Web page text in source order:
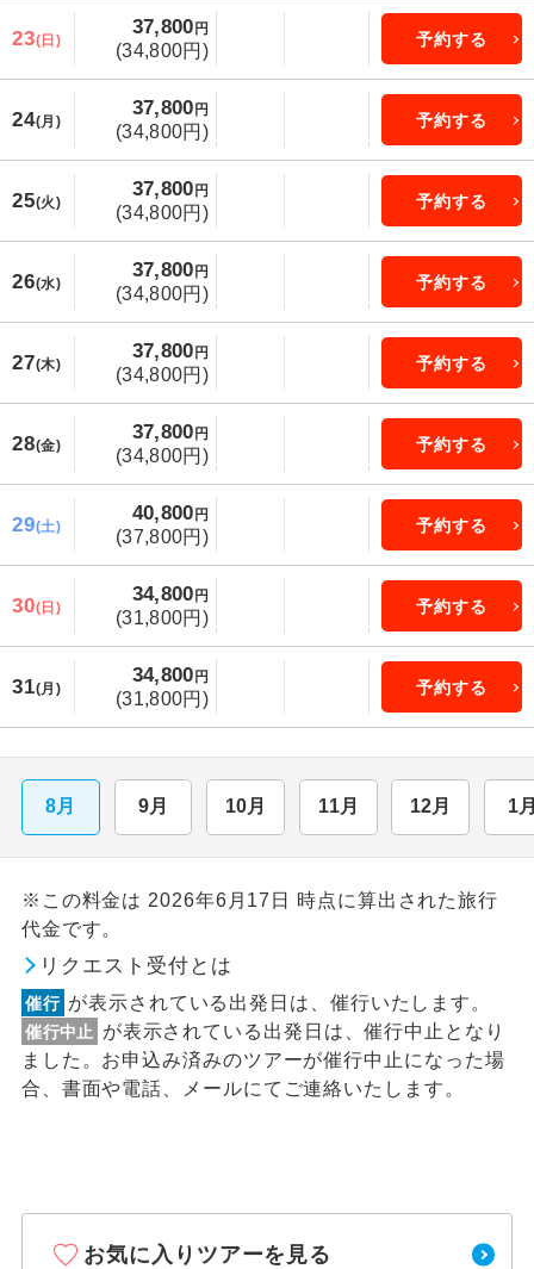
23(日)
37,800 円
(34,800円)
予約する
24(月)
37,800 円
(34,800円)
予約する
25(火)
37,800 円
(34,800円)
予約する
26(水)
37,800 円
(34,800円)
予約する
27(木)
37,800 円
(34,800円)
予約する
28(金)
37,800 円
(34,800円)
予約する
29(土)
40,800 円
(37,800円)
予約する
30(日)
34,800 円
(31,800円)
予約する
31(月)
34,800 円
(31,800円)
予約する
8月 9月 10月 11月 12月 1
※この料金は 2026年6月17日 時点に算出された旅行
代金です。
リクエスト受付とは
催行 が表示されている出発日は、催行いたします。
催行中止
が表示されている出発日は、催行中止となり
ました。お申込み済みのツアーが催行中止になった場
合、書面や電話、メールにてご連絡いたします。
お気に入りツアーを見る